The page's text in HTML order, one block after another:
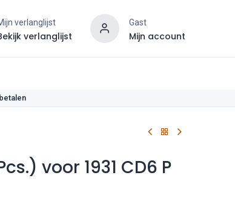
verlanglijst
verlanglijst
Gast
Mijn account
voor 1931 CD6 P